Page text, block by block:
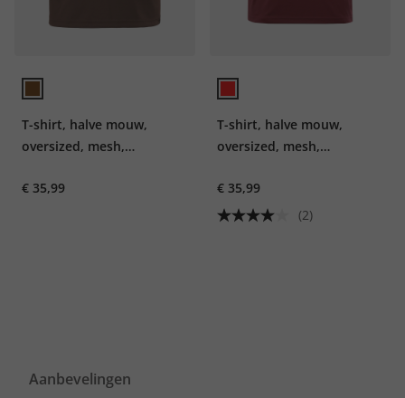
T-shirt, halve mouw,
oversized, mesh,
€ 35,99
T-shirt, halve mouw,
oversized, mesh,
€ 35,99
(2)
Aanbevelingen